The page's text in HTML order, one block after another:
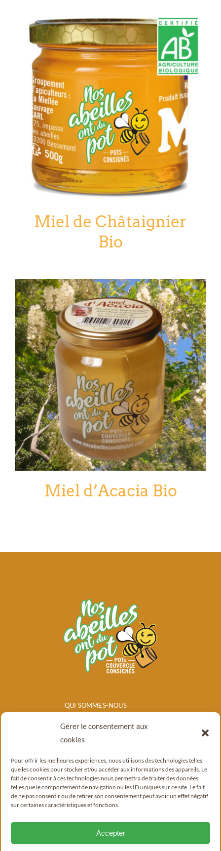
Gérer le consentement aux
cookies
Pour offrir les meilleures expériences, nous utilisons des technologies telles
que les cookies pour stocker et/ou accéder aux informations des appareils. Le
fait de consentir à ces technologies nous permettra de traiter des données
telles que le comportement de navigation ou les ID uniques sur ce site. Le fait
de ne pas consentir ou de retirer son consentement peut avoir un effet négatif
sur certaines caractéristiques et fonctions.
Accepter
Miel de Châtaignier
Bio
Miel d’Acacia Bio
QUI SOMMES-NOUS
NOS PRODUITS
POINTS DE
BLOG
CONTACT
© Copyright 2022 - 2026 |Mentions légales|Politique de confidentialité|